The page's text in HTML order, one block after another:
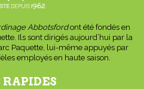
Abbotsfordont été fondés en
Ils sont dirigés aujourd’hui par la
Paquette, lui-même appuyés par
employés en haute saison.